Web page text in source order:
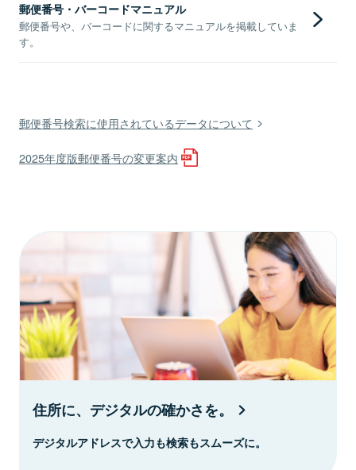
郵便番号・バーコードマニュアル
郵便番号や、バーコードに関するマニュアルを掲載していま
す。
郵便番号検索に使用されているデータについて
2025年度版郵便番号の変更案内
住所に、デジタルの確かさを。
デジタルアドレスで入力も検索もスムーズに。